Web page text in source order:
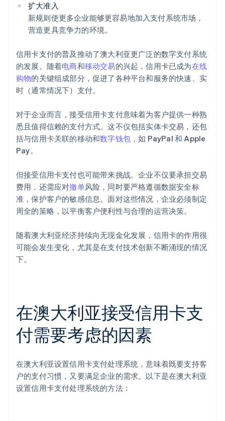
扩大准入
新规则使更多企业能够更容易地加入支付系统市场，
营造更具竞争力的环境。
信用卡支付的普及推动了澳大利亚更广泛的数字支付系统
的发展。随着电商和移动交易的兴起，信用卡已成为在线
购物的关键组成部分，促进了各种平台和服务的快速、实
时（通常情况下）支付。
对于企业而言，接受信用卡支付意味着为客户提供一种熟
悉且值得信赖的支付方式。这不仅包括实体卡交易，还包
括与信用卡关联的移动和数字钱包 ，如 PayPal 和 Apple
Pay。
但接受信用卡支付也可能带来挑战。企业不仅要承担交易
费用，还需应对撤单风险，同时要严格遵循数据安全标
准，保护客户的敏感信息。面对这些情况，企业必须制定
周全的策略，以平衡客户便利性与合理的运营决策。
随着澳大利亚经济持续向无现金化发展，信用卡的作用很
可能会发生变化，尤其是在支付技术创新不断涌现的情况
下。
在澳大利亚接受信用卡支
付需要考虑的因素
在澳大利亚设置信用卡支付处理系统，意味着既要支持客
户的支付习惯，又要满足企业的需求。以下是在澳大利亚
设置信用卡支付处理系统的方法：